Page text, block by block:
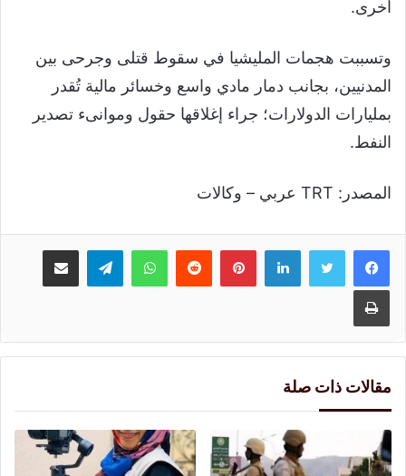
أخرى.
وتسببت هجمات المليشيا في سقوط قتلى وجرحى بين
المدنيين، بجانب دمار مادي واسع وخسائر مالية تُقدر
بمليارات الدولارات؛ جراء إغلاقها حقول وموانىء تصدير
النفط.
المصدر: TRT عربي – وكالات
لينكدإنبينتيريست واتسابتيلقرام مشاركة عبر البريد
طباعة
مقالات ذات صلة